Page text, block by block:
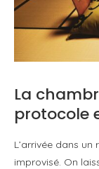
La
protocole
L’arrivée dans
improvisé. On